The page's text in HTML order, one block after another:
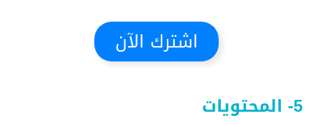
اشترك الآن
5- المحتويات